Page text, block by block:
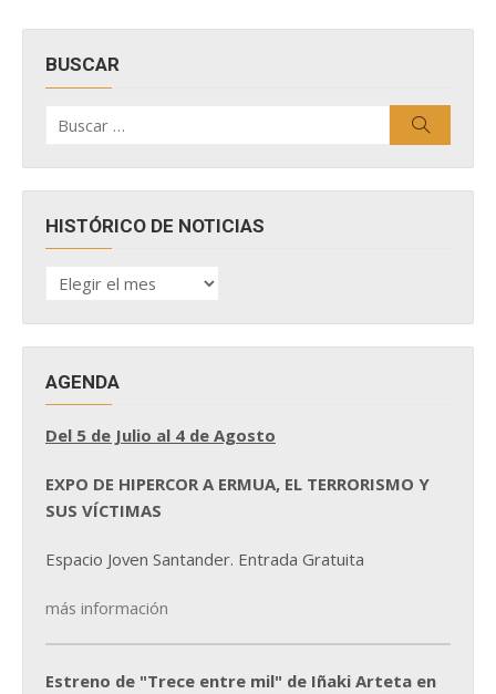
BUSCAR
por:
HISTÓRICO DE NOTICIAS
HISTÓRICO
DE
AGENDA
Del 5 de Julio al 4 de Agosto
EXPO DE HIPERCOR A ERMUA, EL TERRORISMO Y
SUS VÍCTIMAS
Espacio Joven Santander. Entrada Gratuita
más información
Estreno de "Trece entre mil" de Iñaki Arteta en